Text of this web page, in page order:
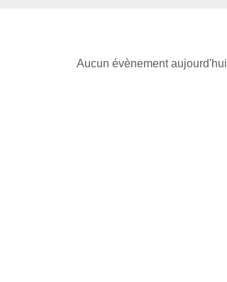
Aucun évènement aujourd'hui